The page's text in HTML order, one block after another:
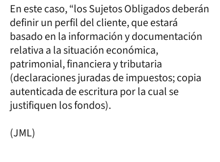
En este caso, “los Sujetos Obligados deberán
definir un perfil del cliente, que estará
basado en la información y documentación
relativa a la situación económica,
patrimonial, financiera y tributaria
(declaraciones juradas de impuestos; copia
autenticada de escritura por la cual se
justifiquen los fondos).
(JML)